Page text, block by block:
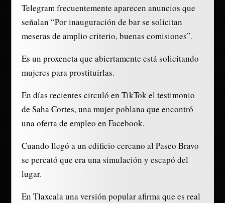
Telegram frecuentemente aparecen anuncios que
señalan “Por inauguración de bar se solicitan
meseras de amplio criterio, buenas comisiones”.
Es un proxeneta que abiertamente está solicitando
mujeres para prostituirlas.
En días recientes circuló en TikTok el testimonio
de Saha Cortes, una mujer poblana que encontró
una oferta de empleo en Facebook.
Cuando llegó a un edificio cercano al Paseo Bravo
se percató que era una simulación y escapó del
lugar.
En Tlaxcala una versión popular afirma que es real